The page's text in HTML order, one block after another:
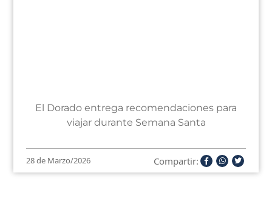
El Dorado entrega recomendaciones para
viajar durante Semana Santa
28 de Marzo/2026 Compartir: